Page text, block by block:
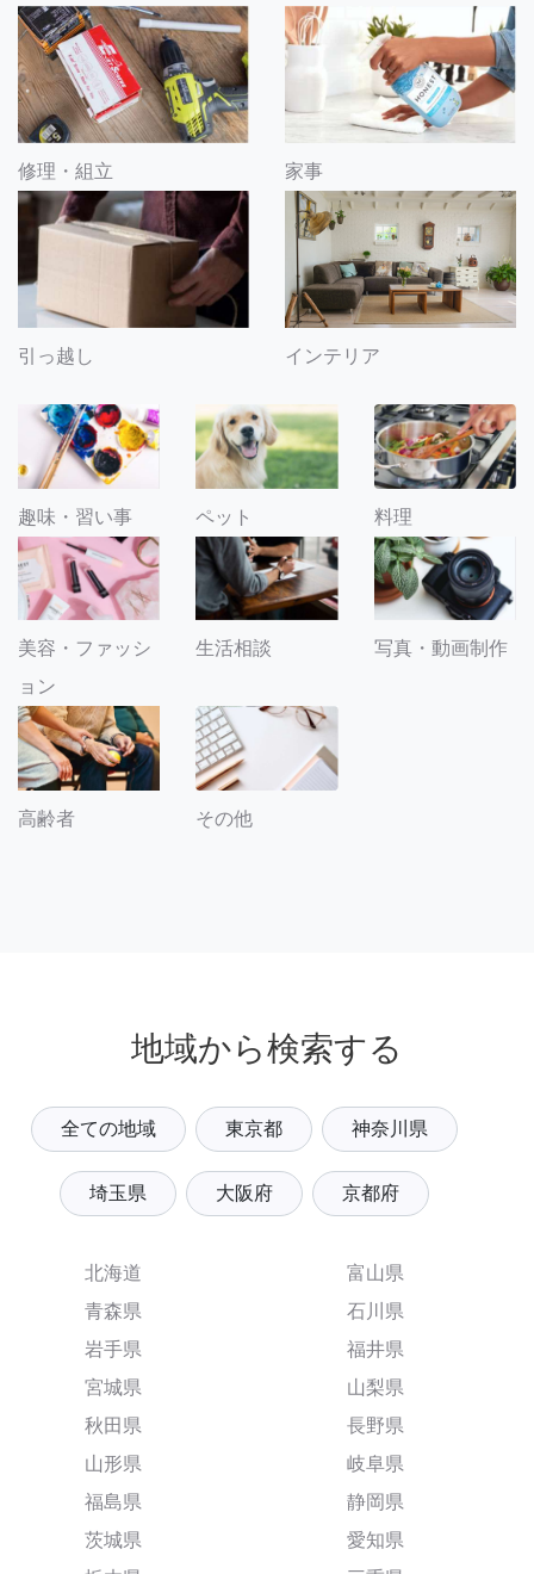
修理・組立 家事
引っ越し インテリア
趣味・習い事 ペット 料理
美容・ファッシ
ョン
生活相談 写真・動画制作
高齢者 その他
地域から検索する
全ての地域 東京都 神奈川県
埼玉県 大阪府 京都府
北海道
青森県
岩手県
宮城県
秋田県
山形県
福島県
茨城県
富山県
石川県
福井県
山梨県
長野県
岐阜県
静岡県
愛知県